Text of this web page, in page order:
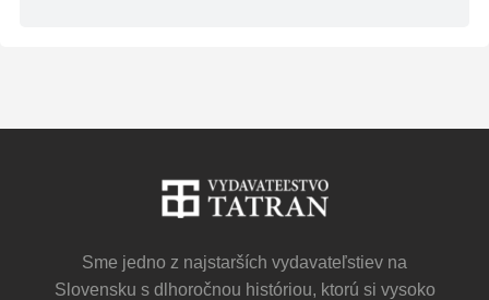
Sme jedno z najstarších vydavateľstiev na
Slovensku s dlhoročnou históriou, ktorú si vysoko